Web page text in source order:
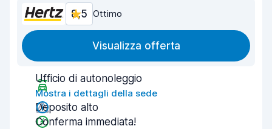
8,5 Ottimo
Visualizza offerta
Ufficio di autonoleggio
Mostra i dettagli della sede
Deposito alto
Conferma immediata!